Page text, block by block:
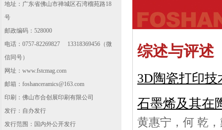
地址：广东省佛山市禅城区石湾榴苑路18
号
邮政编码：528000
电话：0757-82269827 13318369456（微
信同号）
网址： www.fstcmag.com
邮箱：foshanceramics@163.com
印刷：佛山市合创展印刷有限公司
发行：自办发行
发行范围：国内外公开发行
综述与评述
3D陶瓷打印
石墨烯及其在
黄惠宁，何 乾